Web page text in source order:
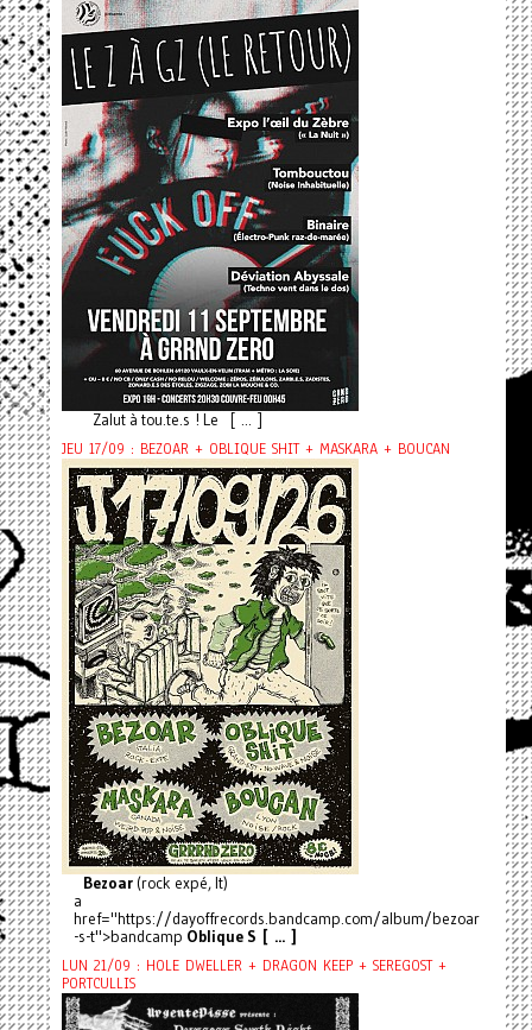
Zalut à tou.te.s ! Le [ ... ]
JEU 17/09 : BEZOAR + OBLIQUE SHIT + MASKARA + BOUCAN
Bezoar(rock expé, It)
a
href="https://dayoffrecords.bandcamp.com/album/bezoar
-s-t">bandcamp Oblique S [ ... ]
LUN 21/09 : HOLE DWELLER + DRAGON KEEP + SEREGOST +
PORTCULLIS